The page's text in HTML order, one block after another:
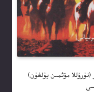
مۆئمىن يۇلغۇن)